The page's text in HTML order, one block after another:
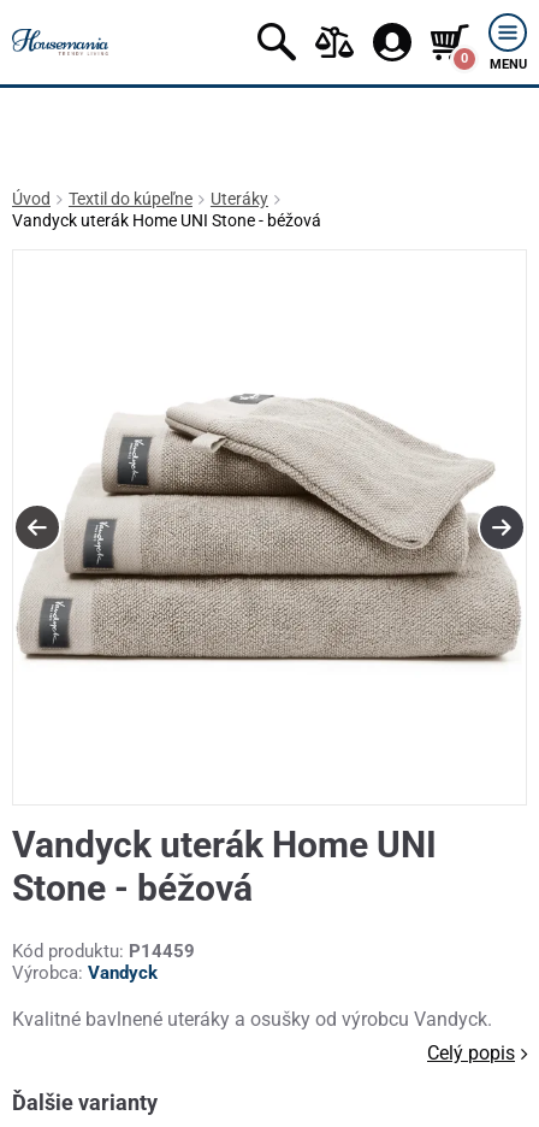
0 MENU
Úvod Textil do kúpeľne
Uteráky
Vandyck uterák Home UNI Stone - béžová
Vandyck uterák Home UNI
Stone - béžová
Kód produktu: P14459
Výrobca: Vandyck
Kvalitné bavlnené uteráky a osušky od výrobcu Vandyck.
Celý popis
Ďalšie varianty